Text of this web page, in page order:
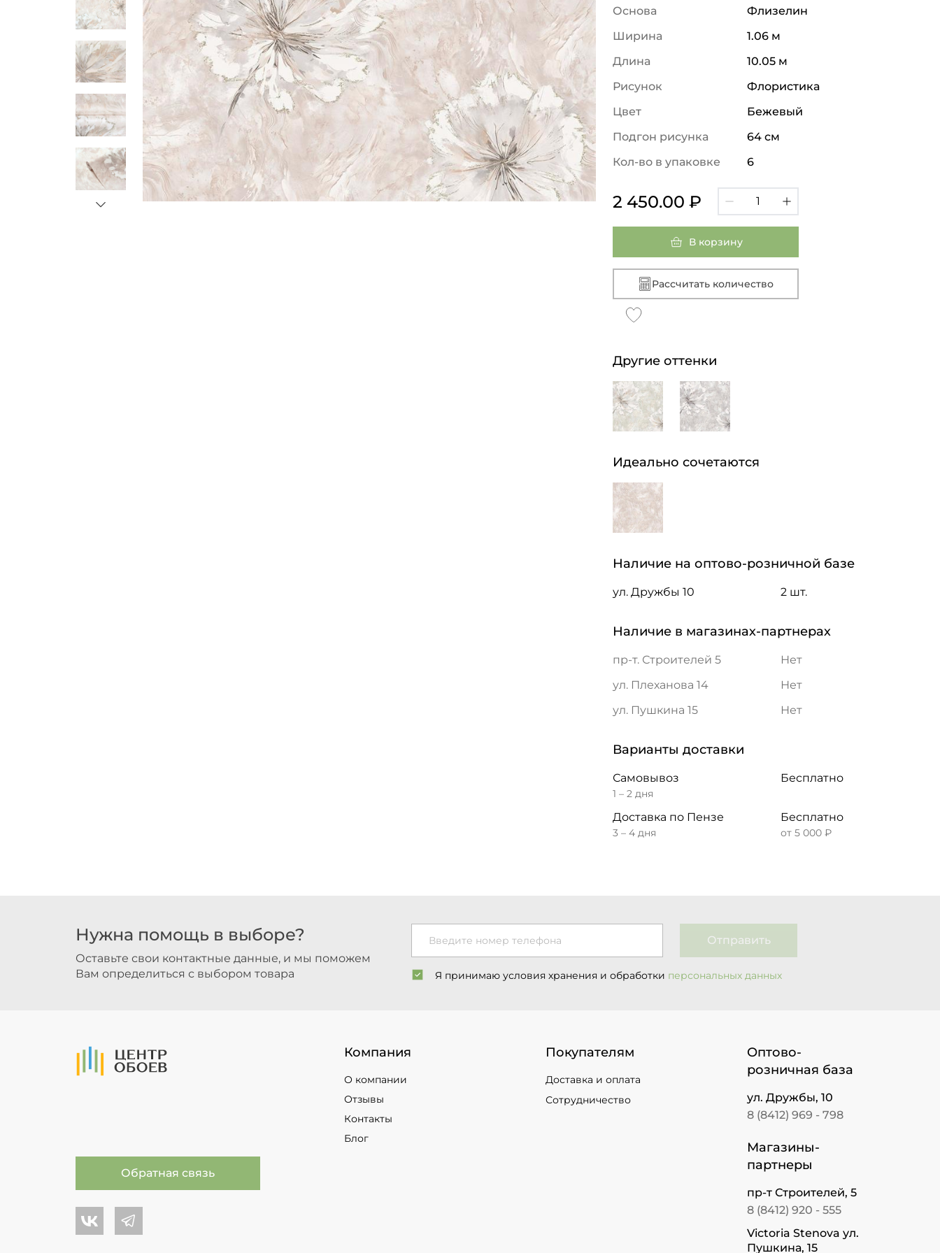
Основа
Флизелин
Ширина
1.06 м
Длина
10.05 м
Рисунок
Флористика
Цвет
Бежевый
Подгон рисунка
64 см
Кол-во в упаковке
6
2 450.00 ₽
В корзину
Рассчитать количество
Другие оттенки
Идеально сочетаются
Наличие на оптово-розничной базе
ул. Дружбы 10 2 шт.
Наличие в магазинах-партнерах
пр-т. Строителей 5
Нет
ул. Плеханова 14
Нет
ул. Пушкина 15
Нет
Варианты доставки
Самовывоз
1 – 2 дня
Бесплатно
Доставка по Пензе
3 – 4 дня
Бесплатно
от 5 000 ₽
Нужна помощь в выборе?
Оставьте свои контактные данные, и мы поможем
Вам определиться с выбором товара
Введите номер телефона Отправить
Я принимаю условия хранения и обработки персональных данных
На Главную Компания
О компании
Отзывы
Контакты
Блог
Покупателям
Доставка и оплата
Сотрудничество
Оптово-
розничная база
ул. Дружбы, 10
8 (8412) 969 - 798
Магазины-
партнеры
пр-т Строителей, 5
8 (8412) 920 - 555
Victoria Stenova ул.
Пушкина, 15
Обратная связь
Центр обоев во Вконтакте
Центр обоев в Телеграме